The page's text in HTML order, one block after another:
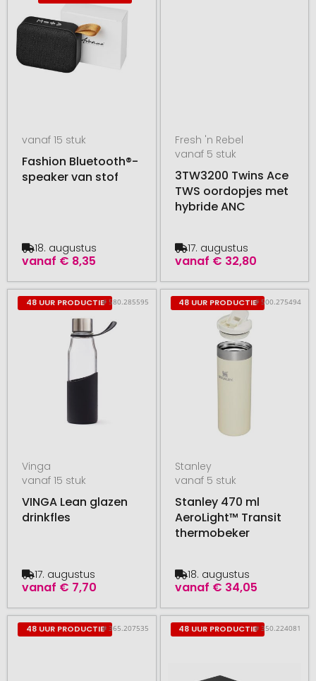
vanaf 15 stuk
Fashion Bluetooth®-
speaker van stof
vanaf € 8,35
18. augustus
Fresh 'n Rebel
vanaf 5 stuk
3TW3200 Twins Ace
TWS oordopjes met
hybride ANC
vanaf € 32,80
17. augustus
48 UUR PRODUCTIE# 580.285595
Vinga
vanaf 15 stuk
VINGA Lean glazen
drinkfles
vanaf € 7,70
17. augustus
48 UUR PRODUCTIE# 500.275494
Stanley
vanaf 5 stuk
Stanley 470 ml
AeroLight™ Transit
thermobeker
vanaf € 34,05
18. augustus
48 UUR PRODUCTIE# 365.207535 48 UUR PRODUCTIE# 350.224081